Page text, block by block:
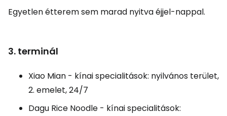
Egyetlen étterem sem marad nyitva éjjel-nappal.
3. terminál
Xiao Mian - kínai specialitások: nyilvános terület,
2. emelet, 24/7
Dagu Rice Noodle - kínai specialitások: